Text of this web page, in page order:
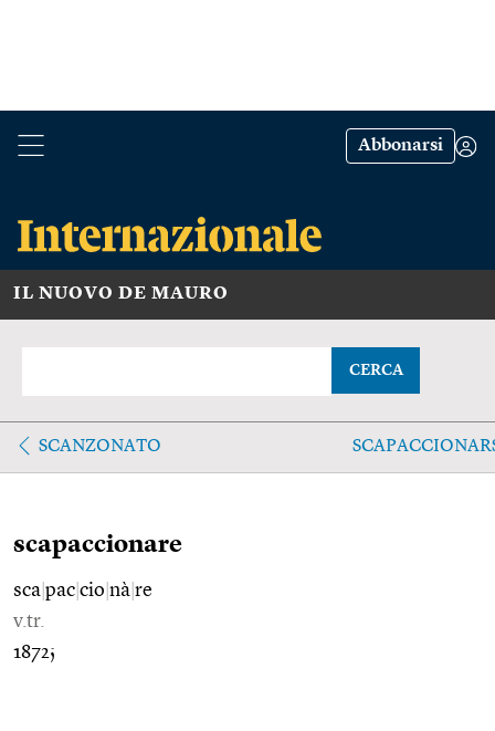
Abbonarsi
IL NUOVO DE MAURO
CERCA
SCANZONATO
scapaccionare
sca pac cio nà re
v.tr.
1872;